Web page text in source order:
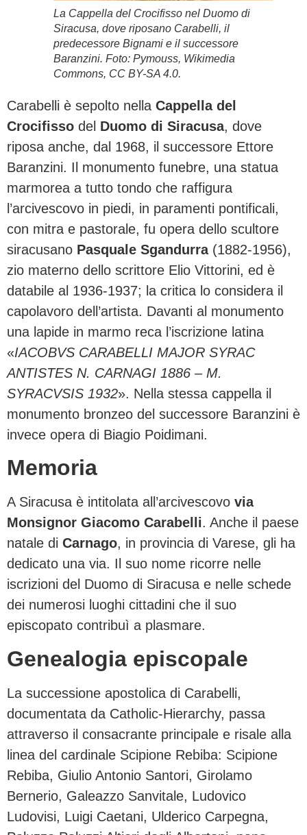
La Cappella del Crocifisso nel Duomo di
Siracusa, dove riposano Carabelli, il
predecessore Bignami e il successore
Baranzini. Foto: Pymouss, Wikimedia
Commons, CC BY-SA 4.0.
Carabelli è sepolto nella Cappella del
Crocifisso del Duomo di Siracusa, dove
riposa anche, dal 1968, il successore Ettore
Baranzini. Il monumento funebre, una statua
marmorea a tutto tondo che raffigura
l’arcivescovo in piedi, in paramenti pontificali,
con mitra e pastorale, fu opera dello scultore
siracusano Pasquale Sgandurra(1882-1956),
zio materno dello scrittore Elio Vittorini, ed è
databile al 1936-1937; la critica lo considera il
capolavoro dell’artista. Davanti al monumento
una lapide in marmo reca l’iscrizione latina
«IACOBVS CARABELLI MAJOR SYRAC
ANTISTES N. CARNAGI 1886 – M.
SYRACVSIS 1932». Nella stessa cappella il
monumento bronzeo del successore Baranzini è
invece opera di Biagio Poidimani.
Memoria
A Siracusa è intitolata all’arcivescovo via
Monsignor Giacomo Carabelli. Anche il paese
natale di Carnago, in provincia di Varese, gli ha
dedicato una via. Il suo nome ricorre nelle
iscrizioni del Duomo di Siracusa e nelle schede
dei numerosi luoghi cittadini che il suo
episcopato contribuì a plasmare.
Genealogia episcopale
La successione apostolica di Carabelli,
documentata da Catholic-Hierarchy, passa
attraverso il consacrante principale e risale alla
linea del cardinale Scipione Rebiba: Scipione
Rebiba, Giulio Antonio Santori, Girolamo
Bernerio, Galeazzo Sanvitale, Ludovico
Ludovisi, Luigi Caetani, Ulderico Carpegna,